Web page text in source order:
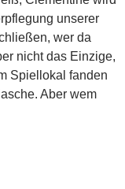
unserer
wer da
nicht das Einzige,
Spiellokal fanden
Aber wem